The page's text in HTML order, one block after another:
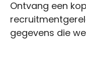
Ontvang een
gegevens die